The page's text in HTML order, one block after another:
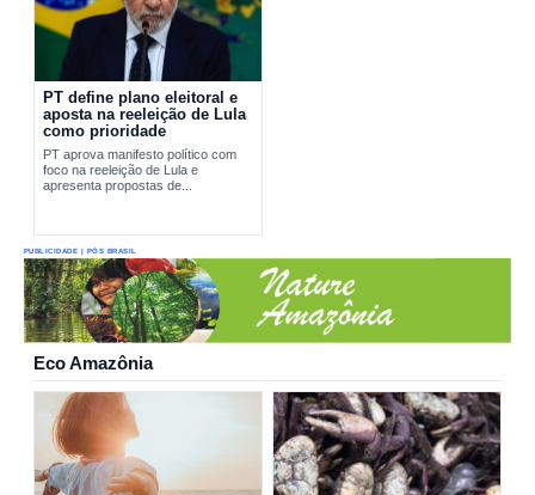
PT define plano eleitoral e
aposta na reeleição de Lula
como prioridade
PT aprova manifesto político com
foco na reeleição de Lula e
apresenta propostas de...
PUBLICIDADE | PÓS BRASIL
Eco Amazônia